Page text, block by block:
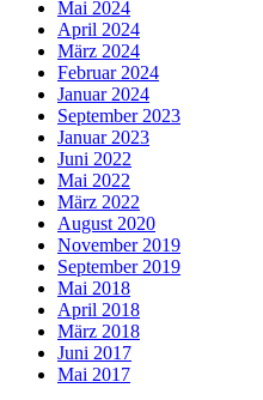
Mai 2024
April 2024
März 2024
Februar 2024
Januar 2024
September 2023
Januar 2023
Juni 2022
Mai 2022
März 2022
August 2020
November 2019
September 2019
Mai 2018
April 2018
März 2018
Juni 2017
Mai 2017